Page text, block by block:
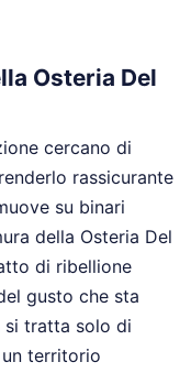
Osteria Del
cercano di
rassicurante
su binari
della Osteria Del
di ribellione
gusto che sta
si tratta solo di
territorio